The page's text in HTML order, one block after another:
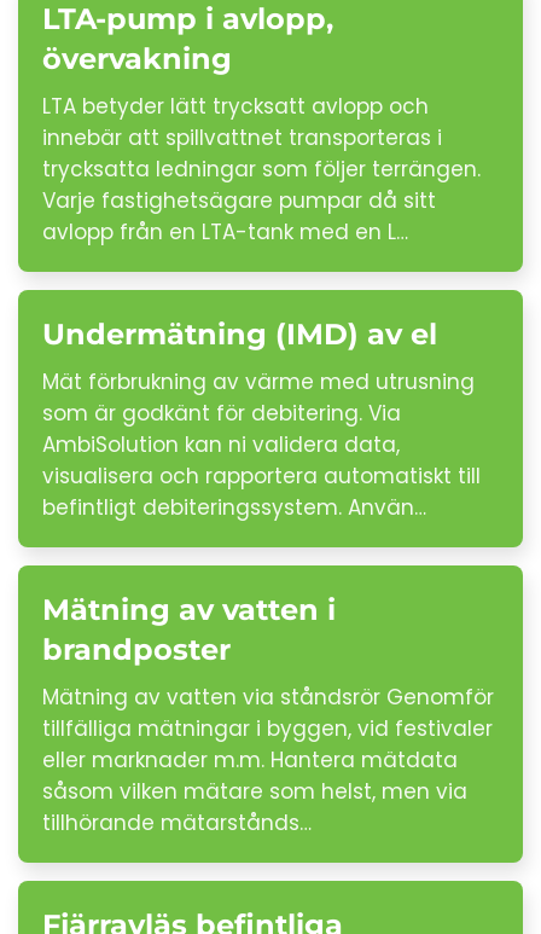
LTA-pump i avlopp,
övervakning
LTA betyder lätt trycksatt avlopp och
innebär att spillvattnet transporteras i
trycksatta ledningar som följer terrängen.
Varje fastighetsägare pumpar då sitt
avlopp från en LTA-tank med en L…
Undermätning (IMD) av el
Mät förbrukning av värme med utrusning
som är godkänt för debitering. Via
AmbiSolution kan ni validera data,
visualisera och rapportera automatiskt till
befintligt debiteringssystem. Använ…
Mätning av vatten i
brandposter
Mätning av vatten via ståndsrör Genomför
tillfälliga mätningar i byggen, vid festivaler
eller marknader m.m. Hantera mätdata
såsom vilken mätare som helst, men via
tillhörande mätarstånds…
Fjärravläs befintliga